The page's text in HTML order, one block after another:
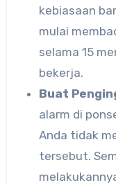
kebiasaan
mulai
selama 15
bekerja.
Buat
alarm di
Anda tidak
tersebut.